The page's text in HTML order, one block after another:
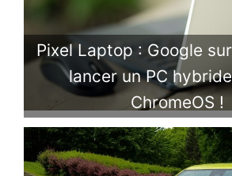
Pixel Laptop : Google
lancer un PC
ChromeOS !